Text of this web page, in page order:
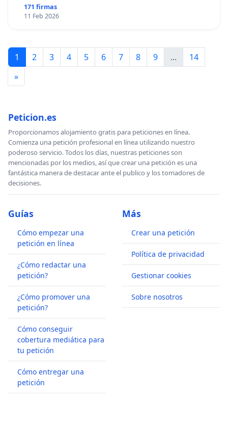
171 firmas
11 Feb 2026
1 2 3 4 5 6 7 8 9 ...
14
»
Peticion.es
Proporcionamos alojamiento gratis para peticiones en línea.
Comienza una petición profesional en línea utilizando nuestro
poderoso servicio. Todos los días, nuestras peticiones son
mencionadas por los medios, así que crear una petición es una
fantástica manera de destacar ante el publico y los tomadores de
decisiones.
Guías
Cómo empezar una
petición en línea
¿Cómo redactar una
petición?
¿Cómo promover una
petición?
Cómo conseguir
cobertura mediática para
tu petición
Cómo entregar una
petición
Más
Crear una petición
Política de privacidad
Gestionar cookies
Sobre nosotros